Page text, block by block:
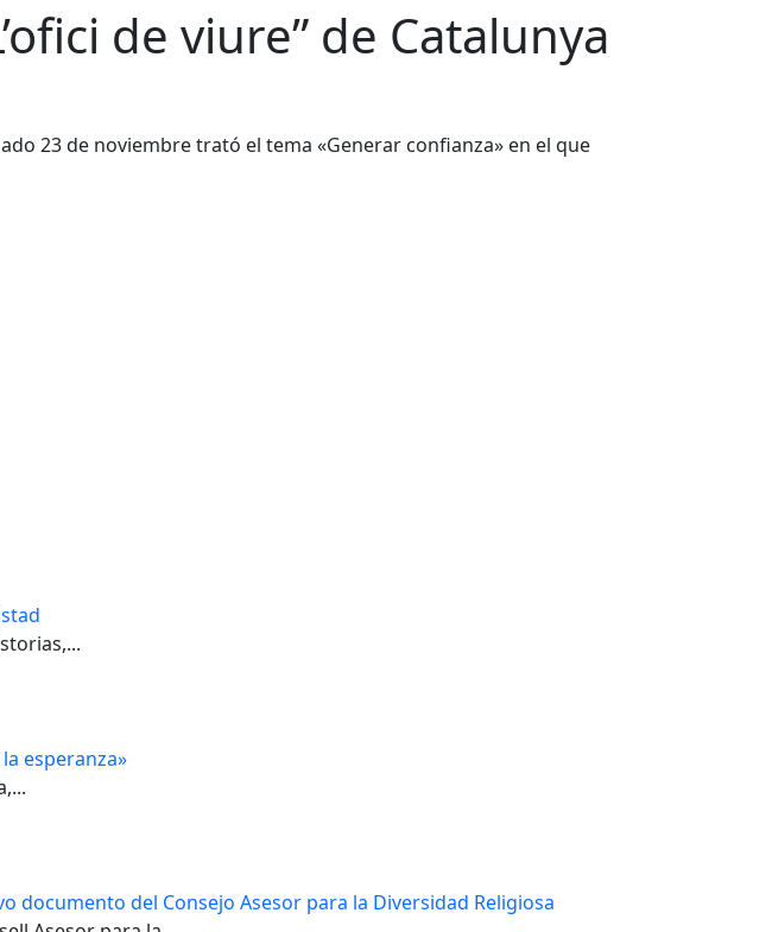
de viure” de Catalunya
23 de noviembre trató el tema «Generar confianza» en el que
esperanza»
documento del Consejo Asesor para la Diversidad Religiosa